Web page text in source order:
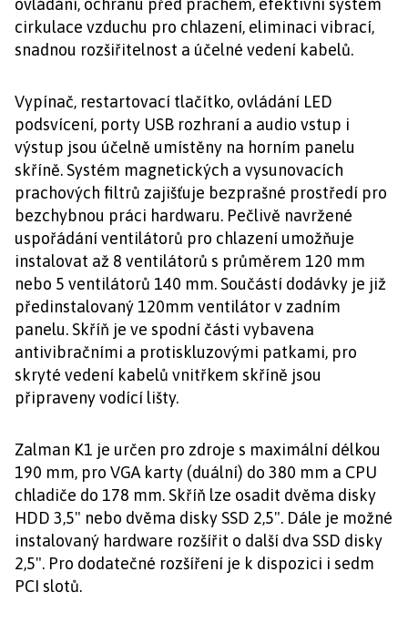
ovládání, ochranu před prachem, efektivní systém
cirkulace vzduchu pro chlazení, eliminaci vibrací,
snadnou rozšiřitelnost a účelné vedení kabelů.
Vypínač, restartovací tlačítko, ovládání LED
podsvícení, porty USB rozhraní a audio vstup i
výstup jsou účelně umístěny na horním panelu
skříně. Systém magnetických a vysunovacích
prachových filtrů zajišťuje bezprašné prostředí pro
bezchybnou práci hardwaru. Pečlivě navržené
uspořádání ventilátorů pro chlazení umožňuje
instalovat až 8 ventilátorů s průměrem 120 mm
nebo 5 ventilátorů 140 mm. Součástí dodávky je již
předinstalovaný 120mm ventilátor v zadním
panelu. Skříň je ve spodní části vybavena
antivibračními a protiskluzovými patkami, pro
skryté vedení kabelů vnitřkem skříně jsou
připraveny vodící lišty.
Zalman K1 je určen pro zdroje s maximální délkou
190 mm, pro VGA karty (duální) do 380 mm a CPU
chladiče do 178 mm. Skříň lze osadit dvěma disky
HDD 3,5" nebo dvěma disky SSD 2,5". Dále je možné
instalovaný hardware rozšířit o další dva SSD disky
2,5". Pro dodatečné rozšíření je k dispozici i sedm
PCI slotů.